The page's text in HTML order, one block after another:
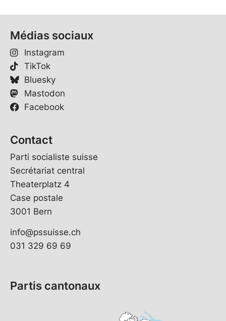
Médias sociaux
Instagram
TikTok
Bluesky
Mastodon
Facebook
Contact
Parti socialiste suisse
Secrétariat central
Theaterplatz 4
Case postale
3001 Bern
info@pssuisse.ch
031 329 69 69
Partis cantonaux